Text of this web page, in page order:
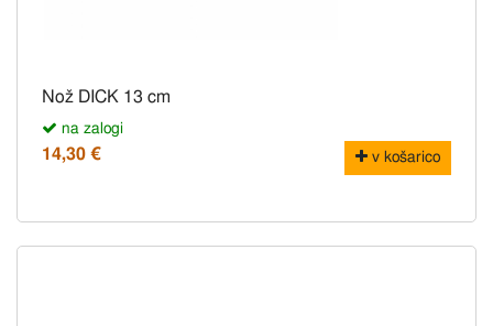
Nož DICK 13 cm
na zalogi
14,30 € v košarico